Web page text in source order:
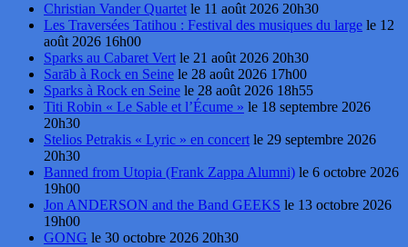
Christian Vander Quartet le 11 août 2026 20h30
Les Traversées Tatihou : Festival des musiques du large le 12
août 2026 16h00
Sparks au Cabaret Vert le 21 août 2026 20h30
Sarāb à Rock en Seine le 28 août 2026 17h00
Sparks à Rock en Seine le 28 août 2026 18h55
Titi Robin « Le Sable et l’Écume » le 18 septembre 2026
20h30
Stelios Petrakis « Lyric » en concert le 29 septembre 2026
20h30
Banned from Utopia (Frank Zappa Alumni) le 6 octobre 2026
19h00
Jon ANDERSON and the Band GEEKS le 13 octobre 2026
19h00
GONG le 30 octobre 2026 20h30